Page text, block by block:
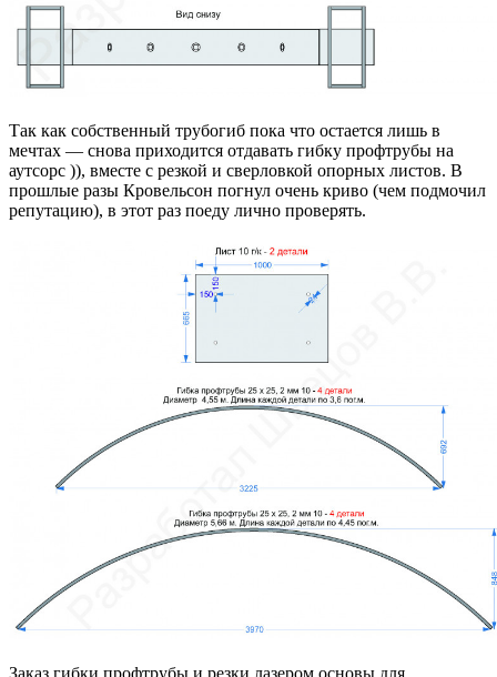
Так как собственный трубогиб пока что остается лишь в
мечтах — снова приходится отдавать гибку профтрубы на
аутсорс )), вместе с резкой и сверловкой опорных листов. В
прошлые разы Кровельсон погнул очень криво (чем подмочил
репутацию), в этот раз поеду лично проверять.
Заказ гибки профтрубы и резки лазером основы для